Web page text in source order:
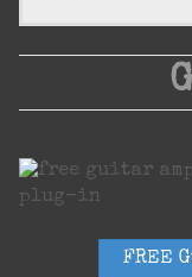
FREE